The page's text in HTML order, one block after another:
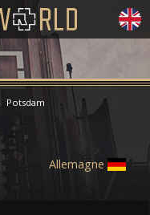
Potsdam
Allemagne